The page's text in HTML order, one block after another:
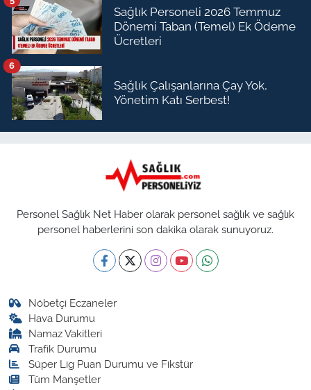
Sağlık Personeli 2026 Temmuz
Dönemi Taban (Temel) Ek Ödeme
Ücretleri
Sağlık Çalışanlarına Çay Yok,
Yönetim Katı Serbest!
6
Personel Sağlık Net Haber olarak personel sağlık ve sağlık
personel haberlerini son dakika olarak sunuyoruz.
Nöbetçi Eczaneler
Hava Durumu
Namaz Vakitleri
Trafik Durumu
Süper Lig Puan Durumu ve Fikstür
Tüm Manşetler